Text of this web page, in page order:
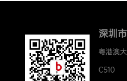
深圳
粤港澳
C510